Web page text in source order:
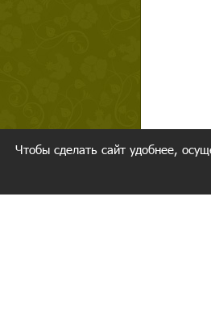
Чтобы сделать сайт удобнее,